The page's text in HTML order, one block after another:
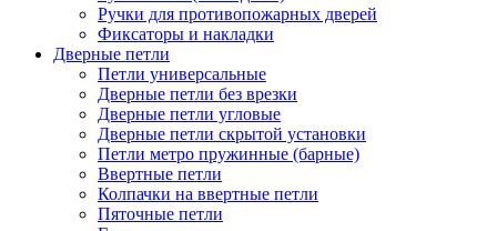
Ручки для противопожарных дверей
Фиксаторы и накладки
Дверные петли
Петли универсальные
Дверные петли без врезки
Дверные петли угловые
Дверные петли скрытой установки
Петли метро пружинные (барные)
Ввертные петли
Колпачки на ввертные петли
Пяточные петли